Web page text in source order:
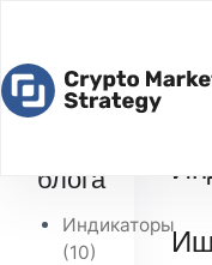
блога
Индикаторы
(10)